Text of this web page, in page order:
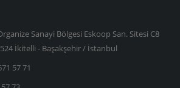
Sanayi Bölgesi Eskoop San. Sitesi C8
İkitelli - Başakşehir / İstanbul
57 71